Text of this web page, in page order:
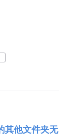
其他文件夹无